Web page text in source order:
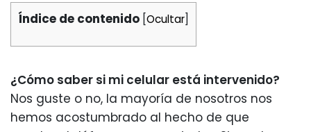
Índice de contenido Ocultar
¿Cómo saber si mi celular está intervenido?
Nos guste o no, la mayoría de nosotros nos
hemos acostumbrado al hecho de que